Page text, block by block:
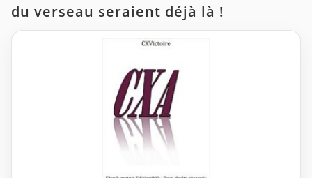
du verseau seraient déjà là !